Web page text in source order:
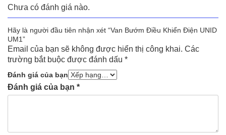
Chưa có đánh giá nào.
Hãy là người đầu tiên nhận xét “Van Bướm Điều Khiển Điện UNID
UM1”
Email của bạn sẽ không được hiển thị công khai. Các
trường bắt buộc được đánh dấu *
Đánh giá của bạn
Đánh giá của bạn *